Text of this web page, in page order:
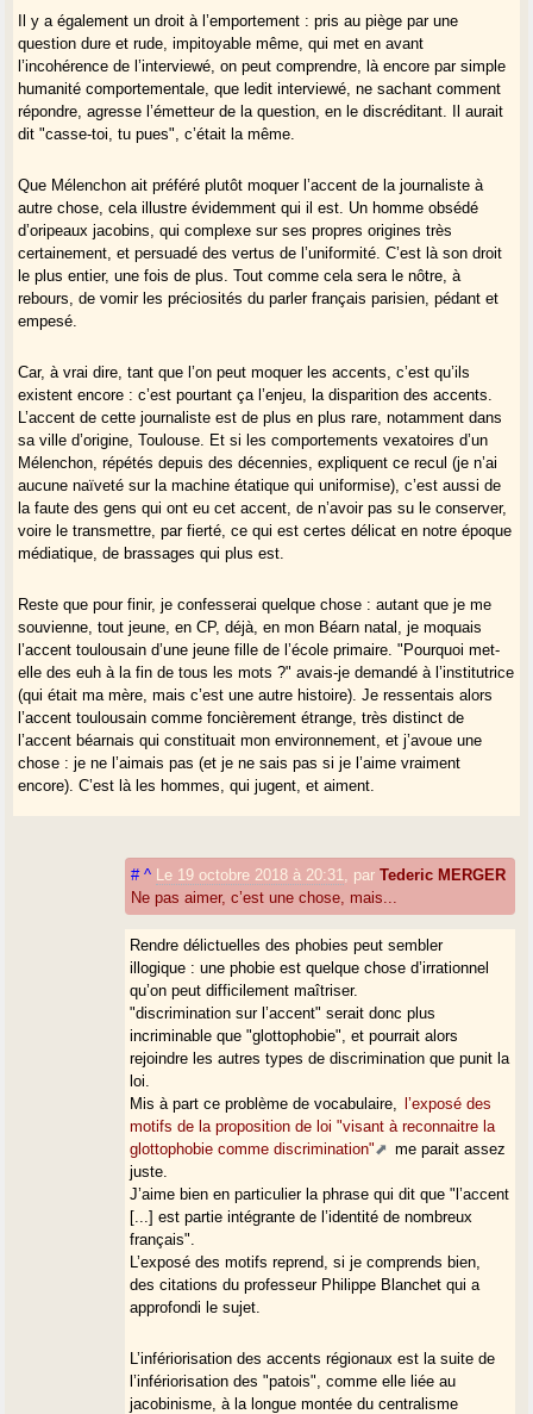
https://www.ladepeche.fr/article/2018/05/06/2792772-pierre-escude-
professeur-universites-accent-empreinte-digitale-voix.html
Il y a également un droit à l’emportement : pris au piège par une
question dure et rude, impitoyable même, qui met en avant
l’incohérence de l’interviewé, on peut comprendre, là encore par simple
humanité comportementale, que ledit interviewé, ne sachant comment
répondre, agresse l’émetteur de la question, en le discréditant. Il aurait
dit "casse-toi, tu pues", c’était la même.
Que Mélenchon ait préféré plutôt moquer l’accent de la journaliste à
autre chose, cela illustre évidemment qui il est. Un homme obsédé
d’oripeaux jacobins, qui complexe sur ses propres origines très
certainement, et persuadé des vertus de l’uniformité. C’est là son droit
le plus entier, une fois de plus. Tout comme cela sera le nôtre, à
rebours, de vomir les préciosités du parler français parisien, pédant et
empesé.
Car, à vrai dire, tant que l’on peut moquer les accents, c’est qu’ils
existent encore : c’est pourtant ça l’enjeu, la disparition des accents.
L’accent de cette journaliste est de plus en plus rare, notamment dans
sa ville d’origine, Toulouse. Et si les comportements vexatoires d’un
Mélenchon, répétés depuis des décennies, expliquent ce recul (je n’ai
aucune naïveté sur la machine étatique qui uniformise), c’est aussi de
la faute des gens qui ont eu cet accent, de n’avoir pas su le conserver,
voire le transmettre, par fierté, ce qui est certes délicat en notre époque
médiatique, de brassages qui plus est.
Reste que pour finir, je confesserai quelque chose : autant que je me
souvienne, tout jeune, en CP, déjà, en mon Béarn natal, je moquais
l’accent toulousain d’une jeune fille de l’école primaire. "Pourquoi met-
elle des euh à la fin de tous les mots ?" avais-je demandé à l’institutrice
(qui était ma mère, mais c’est une autre histoire). Je ressentais alors
l’accent toulousain comme foncièrement étrange, très distinct de
l’accent béarnais qui constituait mon environnement, et j’avoue une
chose : je ne l’aimais pas (et je ne sais pas si je l’aime vraiment
encore). C’est là les hommes, qui jugent, et aiment.
# ^ Le 19 octobre 2018 à 20:31 parTederic MERGER
Ne pas aimer, c’est une chose, mais...
Rendre délictuelles des phobies peut sembler
illogique : une phobie est quelque chose d’irrationnel
qu’on peut difficilement maîtriser.
"discrimination sur l’accent" serait donc plus
incriminable que "glottophobie", et pourrait alors
rejoindre les autres types de discrimination que punit la
loi.
Mis à part ce problème de vocabulaire,
l’exposé des
motifs de la proposition de loi "visant à reconnaitre la
glottophobie comme discrimination"
me parait assez
juste.
J’aime bien en particulier la phrase qui dit que "l’accent
[...] est partie intégrante de l’identité de nombreux
français".
L’exposé des motifs reprend, si je comprends bien,
des citations du professeur Philippe Blanchet qui a
approfondi le sujet.
L’infériorisation des accents régionaux est la suite de
l’infériorisation des "patois", comme elle liée au
jacobinisme, à la longue montée du centralisme